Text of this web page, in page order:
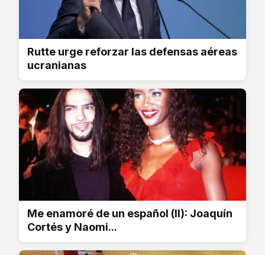
Rutte urge reforzar las defensas aéreas
ucranianas
Me enamoré de un español (II): Joaquín
Cortés y Naomi...